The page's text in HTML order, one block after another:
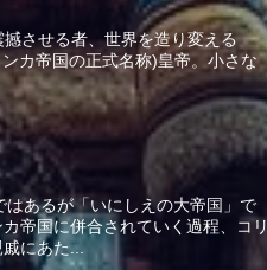
させる者、世界を造り変える
カ帝国の正式名称)皇帝。小さな
あるが「いにしえの大帝国」で
帝国に併合されていく過程、コリ
にあた...